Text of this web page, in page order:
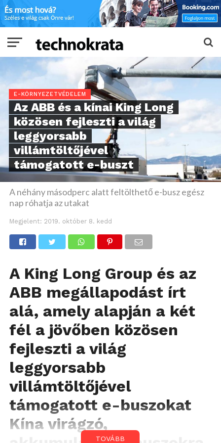
E-KÖRNYEZETVÉDELEM
Az ABB és a kínai King Long
közösen fejleszti a világ
leggyorsabb
villámtöltőjével
támogatott e-buszt
A néhány másodperc alatt feltölthető e-busz egész
nap róhatja az utakat
Megjelent: 2019. október 8. kedd
A King Long Group és az
ABB megállapodást írt
alá, amely alapján a két
fél a jövőben közösen
fejleszti a világ
leggyorsabb
villámtöltőjével
támogatott e-buszokat
Kína virágzó,
TOVÁBB